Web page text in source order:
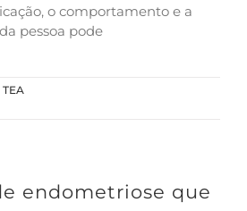
o comportamento e a
pessoa pode
TEA
endometriose que